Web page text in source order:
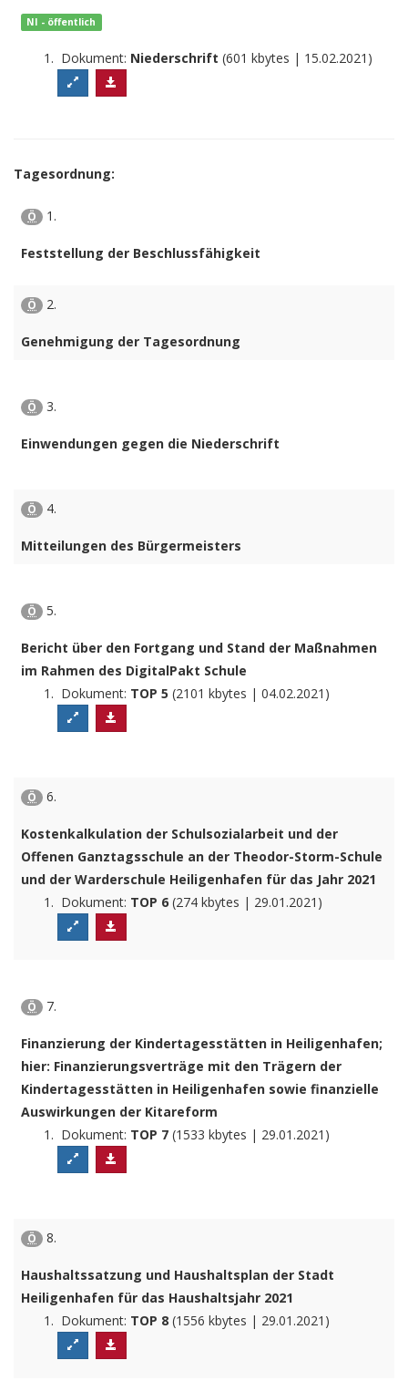
NI - öffentlich
Dokument: Niederschrift (601 kbytes | 15.02.2021)
Tagesordnung:
Ö 1.
Feststellung der Beschlussfähigkeit
Ö 2.
Genehmigung der Tagesordnung
Ö 3.
Einwendungen gegen die Niederschrift
Ö 4.
Mitteilungen des Bürgermeisters
Ö 5.
Bericht über den Fortgang und Stand der Maßnahmen
im Rahmen des DigitalPakt Schule
Dokument: TOP 5 (2101 kbytes | 04.02.2021)
Ö 6.
Kostenkalkulation der Schulsozialarbeit und der
Offenen Ganztagsschule an der Theodor-Storm-Schule
und der Warderschule Heiligenhafen für das Jahr 2021
Dokument: TOP 6 (274 kbytes | 29.01.2021)
Ö 7.
Finanzierung der Kindertagesstätten in Heiligenhafen;
hier: Finanzierungsverträge mit den Trägern der
Kindertagesstätten in Heiligenhafen sowie finanzielle
Auswirkungen der Kitareform
Dokument: TOP 7 (1533 kbytes | 29.01.2021)
Ö 8.
Haushaltssatzung und Haushaltsplan der Stadt
Heiligenhafen für das Haushaltsjahr 2021
Dokument: TOP 8 (1556 kbytes | 29.01.2021)